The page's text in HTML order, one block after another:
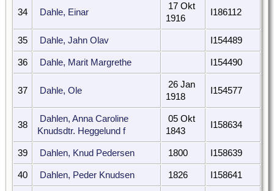
34 Dahle, Einar
17 Okt
1916
I186112
35 Dahle, Jahn Olav I154489
36 Dahle, Marit Margrethe I154490
37 Dahle, Ole
26 Jan
1918
I154577
38
Dahlen, Anna Caroline
Knudsdtr. Heggelund f
05 Okt
1843
I158634
39 Dahlen, Knud Pedersen 1800 I158639
40 Dahlen, Peder Knudsen 1826 I158641